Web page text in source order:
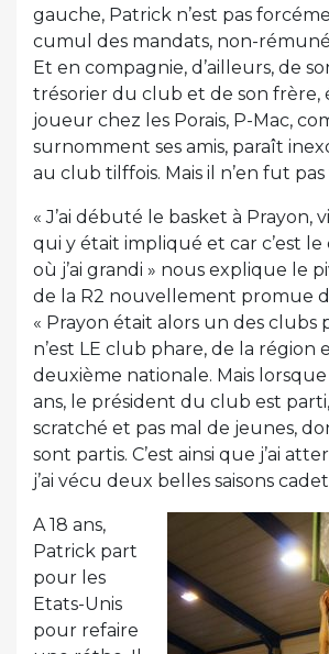
gauche, Patrick n’est pas
cumul des mandats, non-
Et en compagnie, d’ailleurs, de
trésorier du club et de son frère,
joueur chez les Porais, P-Mac,
surnomment ses amis, paraît
au club tilffois. Mais il n’en fut
« J’ai débuté le basket à Prayon,
qui y était impliqué et car c’est
où j’ai grandi » nous explique le
de la R2 nouvellement promue
« Prayon était alors un des clubs
n’est LE club phare, de la région
deuxième nationale. Mais lorsque
ans, le président du club est
scratché et pas mal de jeunes,
sont partis. C’est ainsi que j’ai
j’ai vécu deux belles saisons
A 18 ans,
Patrick part
pour les
Etats-Unis
pour refaire